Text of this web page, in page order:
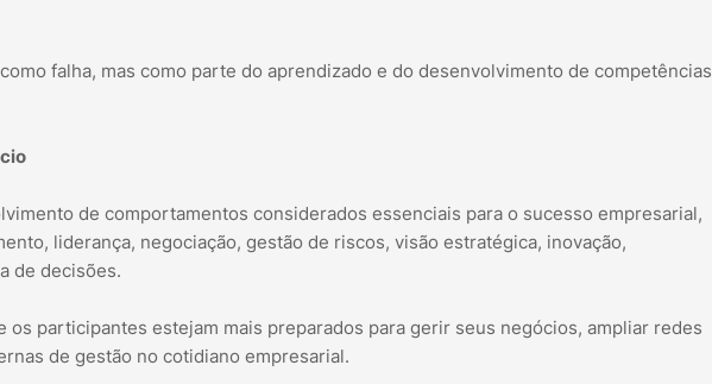
falha, mas como parte do aprendizado e do desenvolvimento de competências
de comportamentos considerados essenciais para o sucesso empresarial,
liderança, negociação, gestão de riscos, visão estratégica, inovação,
de decisões.
os participantes estejam mais preparados para gerir seus negócios, ampliar redes
de gestão no cotidiano empresarial.